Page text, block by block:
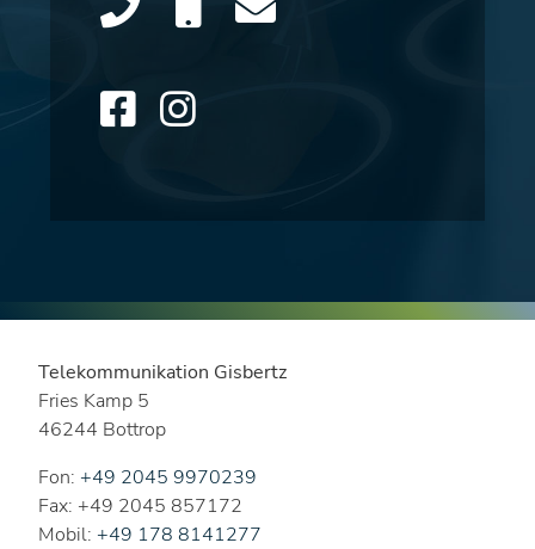
Telekommunikation Gisbertz
Fries Kamp 5
46244 Bottrop
Fon: +49 2045 9970239
Fax: +49 2045 857172
Mobil: +49 178 8141277